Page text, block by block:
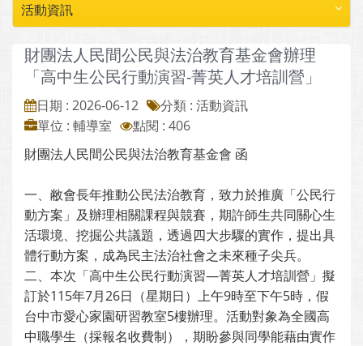
活動資訊
財團法人民間公民與法治教育基金會辦理
「高中生公民行動演習-菁英人才培訓營」
日期 : 2026-06-12
分類 : 活動資訊
單位 : 輔導室
點閱 : 406
財團法人民間公民與法治教育基金會 函
一、敝會長年推動公民法治教育，致力於推廣「公民行
動方案」及辦理相關課程與競賽，期許師生共同關心生
活環境、挖掘公共議題，透過四大步驟的實作，提出具
體行動方案，成為民主法治社會之未來種子尖兵。
二、本次「高中生公民行動演習—菁英人才培訓營」擬
訂於115年7月26日（星期日）上午9時至下午5時，假
台中市愛心家園研習教室5樓辦理。活動對象為全國高
中職學生（採報名收費制），期盼參與同學能藉由實作